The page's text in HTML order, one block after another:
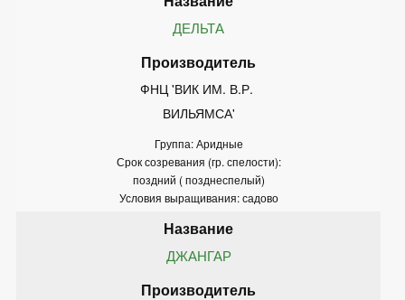
ДЕЛЬТА
ФНЦ 'ВИК ИМ. В.Р.
ВИЛЬЯМСА'
Группа: Аридные
Срок созревания (гр. спелости):
поздний ( позднеспелый)
Условия выращивания: садово
ДЖАНГАР